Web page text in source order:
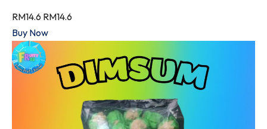
RM14.6 RM14.6
Buy Now